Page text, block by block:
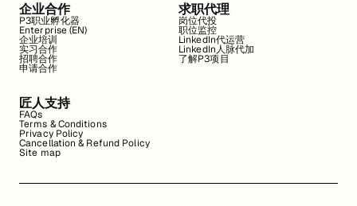
企业合作
P3职业孵化器
Enterprise (EN)
企业培训
实习合作
招聘合作
申请合作
求职代理
岗位代投
职位监控
LinkedIn代运营
LinkedIn人脉代加
了解P3项目
匠人支持
FAQs
Terms & Conditions
Privacy Policy
Cancellation & Refund Policy
Site map